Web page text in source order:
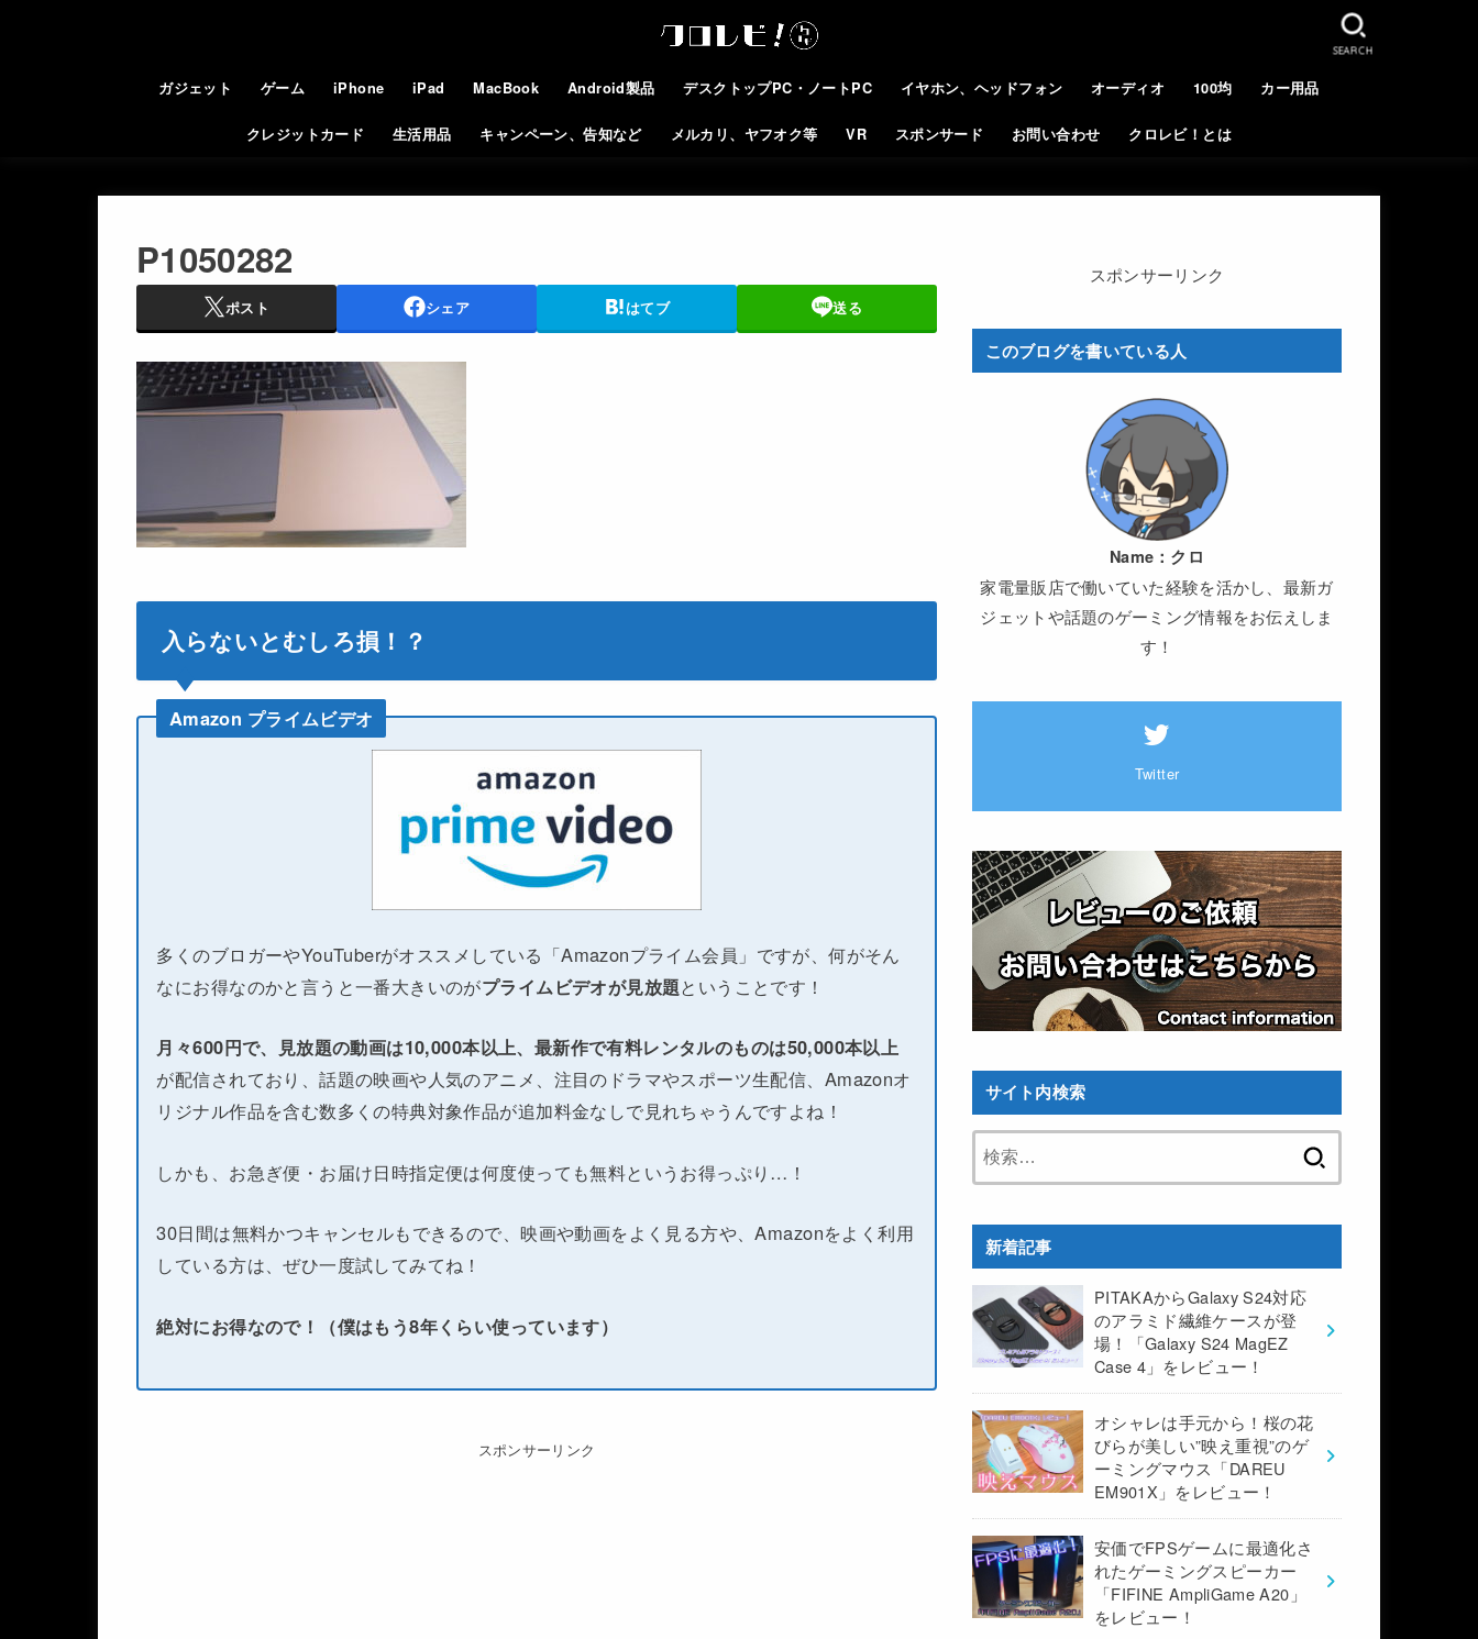
ガジェット ゲーム iPhone iPad MacBook Android製品 デスクトップPC・ノートPC イヤホン、ヘッドフォン オーディオ 100均 カー用品
クレジットカード 生活用品 キャンペーン、告知など メルカリ、ヤフオク等 VR スポンサード お問い合わせ クロレビ！とは
SEARCH
P1050282
ポスト シェア はてブ 送る
入らないとむしろ損！？
Amazon プライムビデオ
多くのブロガーやYouTuberがオススメしている「Amazonプライム会員」ですが、何がそん
なにお得なのかと言うと一番大きいのがプライムビデオが見放題ということです！
月々600円で、見放題の動画は10,000本以上、最新作で有料レンタルのものは50,000本以上
が配信されており、話題の映画や人気のアニメ、注目のドラマやスポーツ生配信、Amazonオ
リジナル作品を含む数多くの特典対象作品が追加料金なしで見れちゃうんですよね！
しかも、お急ぎ便・お届け日時指定便は何度使っても無料というお得っぷり…！
30日間は無料かつキャンセルもできるので、映画や動画をよく見る方や、Amazonをよく利用
している方は、ぜひ一度試してみてね！
絶対にお得なので！（僕はもう8年くらい使っています）
スポンサーリンク
スポンサーリンク
このブログを書いている人
Name： クロ
家電量販店で働いていた経験を活かし、最新ガ
ジェットや話題のゲーミング情報をお伝えしま
す！
Twitter
サイト内検索
新着記事
PITAKAからGalaxy S24対応
のアラミド繊維ケースが登
場！「Galaxy S24 MagEZ
Case 4」をレビュー！
オシャレは手元から！桜の花
びらが美しい”映え重視”のゲ
ーミングマウス「DAREU
EM901X」をレビュー！
安価でFPSゲームに最適化さ
れたゲーミングスピーカー
「FIFINE AmpliGame A20」
をレビュー！